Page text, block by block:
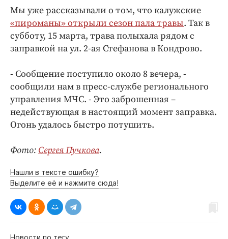
Интересное чтиво
Клиника года
Бренд года
Работодатель года
Мы уже рассказывали о том, что калужские
«пироманы» открыли сезон пала травы. Так в
субботу, 15 марта, трава полыхала рядом с
заправкой на ул. 2-ая Стефанова в Кондрово.
- Сообщение поступило около 8 вечера, -
сообщили нам в пресс-службе регионального
управления МЧС. - Это заброшенная –
недействующая в настоящий момент заправка.
Огонь удалось быстро потушить.
Фото: Сергея Пучкова.
Нашли в тексте ошибку?
Выделите её и нажмите сюда!
Новости по тегу